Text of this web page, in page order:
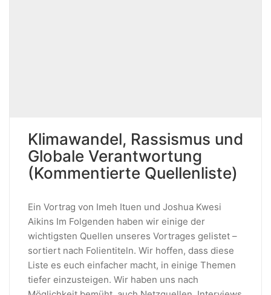
Klimawandel, Rassismus und
Globale Verantwortung
(Kommentierte Quellenliste)
Ein Vortrag von Imeh Ituen und Joshua Kwesi
Aikins Im Folgenden haben wir einige der
wichtigsten Quellen unseres Vortrages gelistet –
sortiert nach Folientiteln. Wir hoffen, dass diese
Liste es euch einfacher macht, in einige Themen
tiefer einzusteigen. Wir haben uns nach